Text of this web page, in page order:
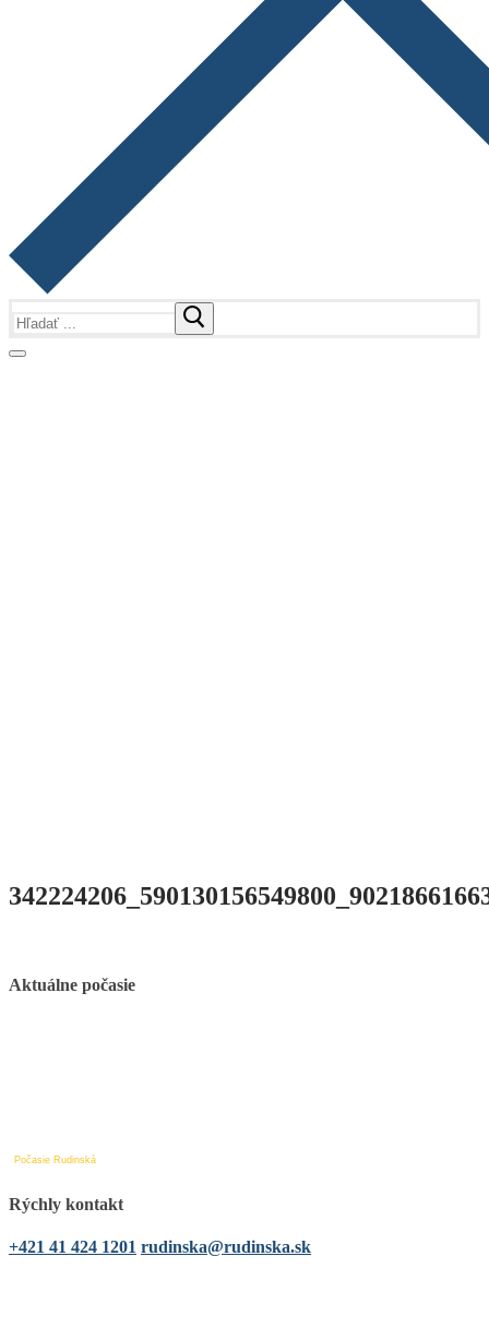
Aktuálne počasie
Počasie Rudinská
Rýchly kontakt
+421 41 424 1201 rudinska@rudinska.sk